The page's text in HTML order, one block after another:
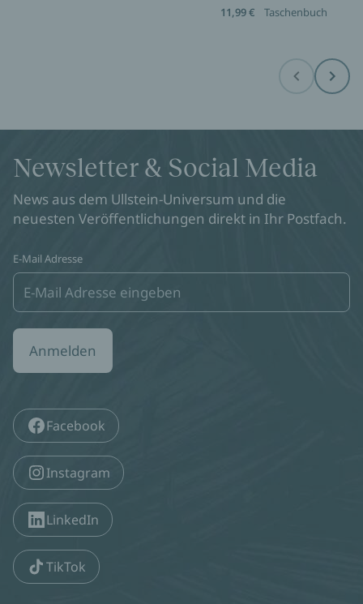
11,99 €
Taschenbuch
Before Next
Newsletter & Social Media
News aus dem Ullstein-Universum und die
neuesten Veröffentlichungen direkt in Ihr Postfach.
E-Mail Adresse
Anmelden
Facebook
Instagram
LinkedIn
TikTok